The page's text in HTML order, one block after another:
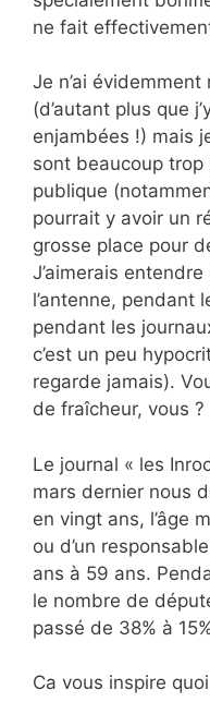
ne fait
Je n’ai
(d’autant plus que
enjambées !) mais
sont beaucoup
publique
pourrait y avoir un
grosse place pour
J’aimerais
l’antenne, pendant
pendant les
c’est un peu
regarde jamais).
de fraîcheur, vous ?
Le journal « les
mars dernier nous
en vingt ans, l’âge
ou d’un
ans à 59 ans.
le nombre de
passé de 38% à
Ca vous inspire